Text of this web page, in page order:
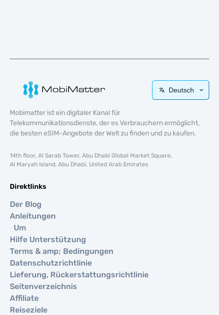
Deutsch
Mobimatter ist ein digitaler Kanal für
Telekommunikationsdienste, der es Verbrauchern ermöglicht,
die besten eSIM-Angebote der Welt zu finden und zu kaufen.
14th floor, Al Sarab Tower, Abu Dhabi Global Market Square,
Al Maryah Island, Abu Dhabi, United Arab Emirates
Direktlinks
Der Blog
Anleitungen
Um
Hilfe Unterstützung
Terms & amp; Bedingungen
Datenschutzrichtlinie
Lieferung, Rückerstattungsrichtlinie
Seitenverzeichnis
Affiliate
Reiseziele